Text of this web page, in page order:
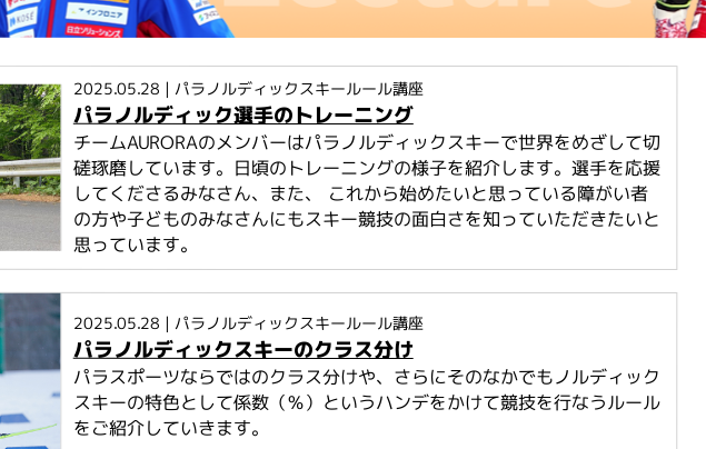
2025.05.28 | パラノルディックスキールール講座
パラノルディック選手のトレーニング
チームAURORAのメンバーはパラノルディックスキーで世界をめざして切
磋琢磨しています。日頃のトレーニングの様子を紹介します。選手を応援
してくださるみなさん、また、 これから始めたいと思っている障がい者
の方や子どものみなさんにもスキー競技の面白さを知っていただきたいと
思っています。
2025.05.28 | パラノルディックスキールール講座
パラノルディックスキーのクラス分け
パラスポーツならではのクラス分けや、さらにそのなかでもノルディック
スキーの特色として係数（％）というハンデをかけて競技を行なうルール
をご紹介していきます。